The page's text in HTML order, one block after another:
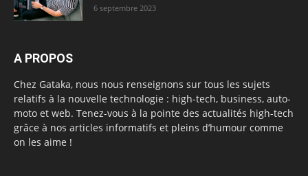
6 septembre 2023
A PROPOS
Chez Gataka, nous nous renseignons sur tous les sujets
relatifs à la nouvelle technologie : high-tech, business, auto-
moto et web. Tenez-vous à la pointe des actualités high-tech
grâce à nos articles informatifs et pleins d’humour comme
on les aime !